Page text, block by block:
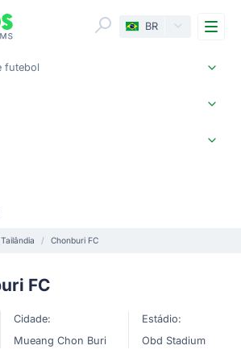
BR
futebol
Chonburi FC
FC
Cidade:
Mueang Chon Buri
Estádio:
Obd Stadium